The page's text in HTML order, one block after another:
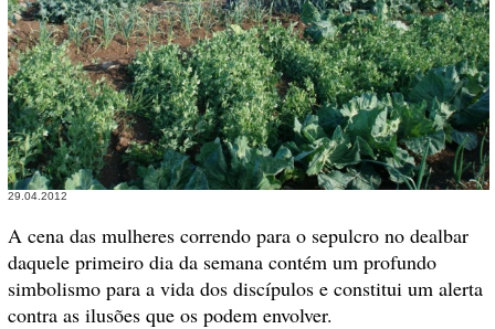
29.04.2012
A cena das mulheres correndo para o sepulcro no dealbar
daquele primeiro dia da semana contém um profundo
simbolismo para a vida dos discípulos e constitui um alerta
contra as ilusões que os podem envolver.